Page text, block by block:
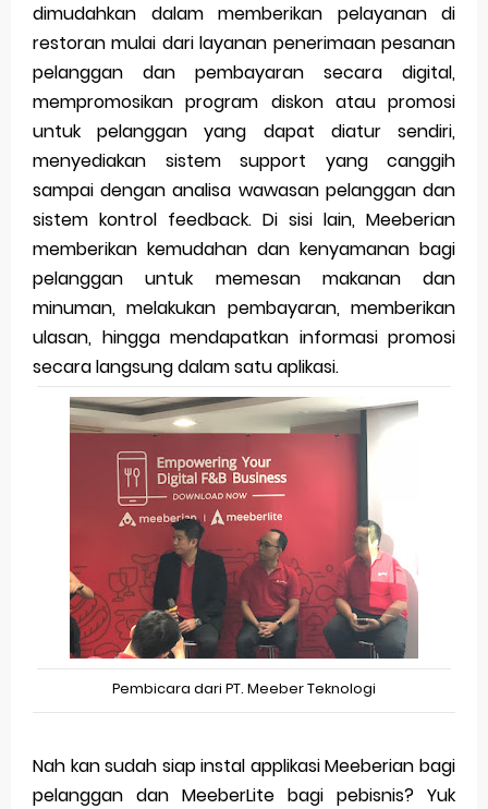
dimudahkan dalam memberikan pelayanan di
restoran mulai dari layanan penerimaan pesanan
pelanggan dan pembayaran secara digital,
mempromosikan program diskon atau promosi
untuk pelanggan yang dapat diatur sendiri,
menyediakan sistem support yang canggih
sampai dengan analisa wawasan pelanggan dan
sistem kontrol feedback. Di sisi lain, Meeberian
memberikan kemudahan dan kenyamanan bagi
pelanggan untuk memesan makanan dan
minuman, melakukan pembayaran, memberikan
ulasan, hingga mendapatkan informasi promosi
secara langsung dalam satu aplikasi.
Pembicara dari PT. Meeber Teknologi
Nah kan sudah siap instal applikasi Meeberian bagi
pelanggan dan MeeberLite bagi pebisnis? Yuk